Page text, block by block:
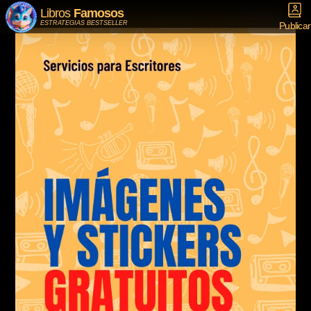
Libros Famosos
ESTRATEGIAS BESTSELLER Publicar